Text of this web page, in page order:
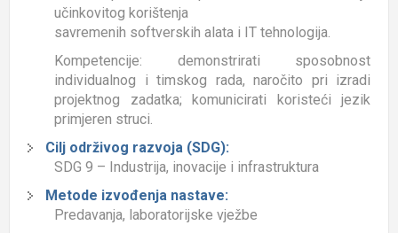
učinkovitog korištenja
savremenih softverskih alata i IT tehnologija.
Kompetencije: demonstrirati sposobnost
individualnog i timskog rada, naročito pri izradi
projektnog zadatka; komunicirati koristeći jezik
primjeren struci.
Cilj održivog razvoja (SDG):
SDG 9 – Industrija, inovacije i infrastruktura
Metode izvođenja nastave:
Predavanja, laboratorijske vježbe